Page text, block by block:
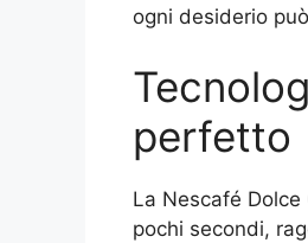
ogni desiderio
perfetto
La Nescafé
pochi secondi,